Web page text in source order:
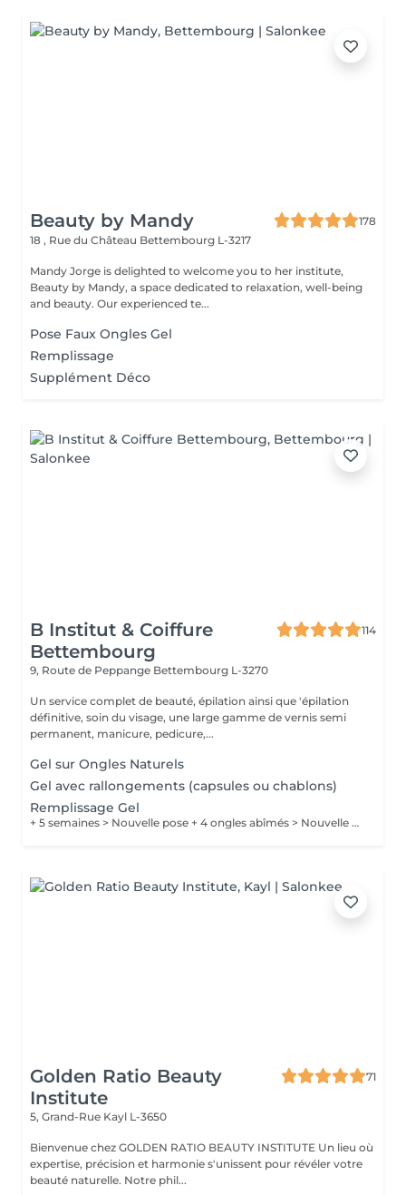
Beauty by Mandy
178
18 , Rue du Château Bettembourg L-3217
Mandy Jorge is delighted to welcome you to her institute,
Beauty by Mandy, a space dedicated to relaxation, well-being
and beauty. Our experienced te...
Pose Faux Ongles Gel
Remplissage
Supplément Déco
B Institut & Coiffure
Bettembourg
114
9, Route de Peppange Bettembourg L-3270
Un service complet de beauté, épilation ainsi que 'épilation
définitive, soin du visage, une large gamme de vernis semi
permanent, manicure, pedicure,...
Gel sur Ongles Naturels
Gel avec rallongements (capsules ou chablons)
Remplissage Gel
+ 5 semaines > Nouvelle pose + 4 ongles abîmés > Nouvelle pose
Golden Ratio Beauty
Institute
71
5, Grand-Rue Kayl L-3650
Bienvenue chez GOLDEN RATIO BEAUTY INSTITUTE Un lieu où
expertise, précision et harmonie s'unissent pour révéler votre
beauté naturelle. Notre phil...